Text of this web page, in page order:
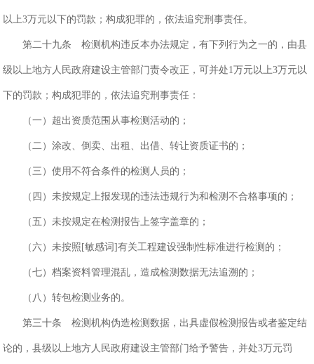
以上3万元以下的罚款；构成犯罪的，依法追究刑事责任。
第二十九条 检测机构违反本办法规定，有下列行为之一的，由县
级以上地方人民政府建设主管部门责令改正，可并处1万元以上3万元以
下的罚款；构成犯罪的，依法追究刑事责任：
（一）超出资质范围从事检测活动的；
（二）涂改、倒卖、出租、出借、转让资质证书的；
（三）使用不符合条件的检测人员的；
（四）未按规定上报发现的违法违规行为和检测不合格事项的；
（五）未按规定在检测报告上签字盖章的；
（六）未按照[敏感词]有关工程建设强制性标准进行检测的；
（七）档案资料管理混乱，造成检测数据无法追溯的；
（八）转包检测业务的。
第三十条 检测机构伪造检测数据，出具虚假检测报告或者鉴定结
论的，县级以上地方人民政府建设主管部门给予警告，并处3万元罚